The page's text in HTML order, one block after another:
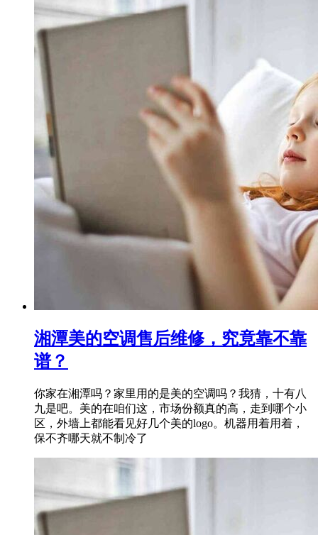
湘潭美的空调售后维修，究竟靠不靠
谱？
你家在湘潭吗？家里用的是美的空调吗？我猜，十有八
九是吧。美的在咱们这，市场份额真的高，走到哪个小
区，外墙上都能看见好几个美的logo。机器用着用着，
保不齐哪天就不制冷了